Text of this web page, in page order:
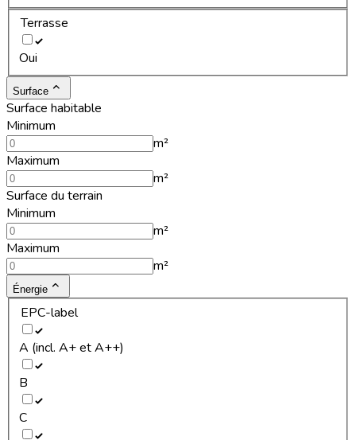
Terrasse
Oui
Surface
Surface habitable
Minimum
m²
Maximum
m²
Surface du terrain
Minimum
m²
Maximum
m²
Énergie
EPC-label
A (incl. A+ et A++)
B
C